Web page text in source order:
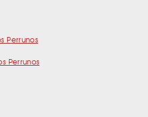
Perrunos
Perrunos